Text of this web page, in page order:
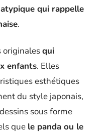
qui rappelle
.
originalesqui
enfants. Elles
esthétiques
du style japonais,
sous forme
que le panda ou le